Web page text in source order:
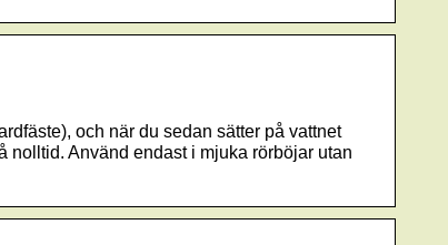
och när du sedan sätter på vattnet
nolltid. Använd endast i mjuka rörböjar utan